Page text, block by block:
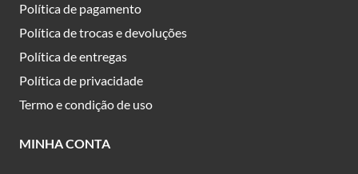
Política de pagamento
Política de trocas e devoluções
Política de entregas
Política de privacidade
Termo e condição de uso
MINHA CONTA